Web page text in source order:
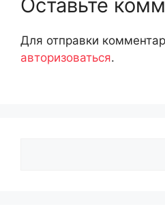
Оставьте
Для отправки
авторизоваться.